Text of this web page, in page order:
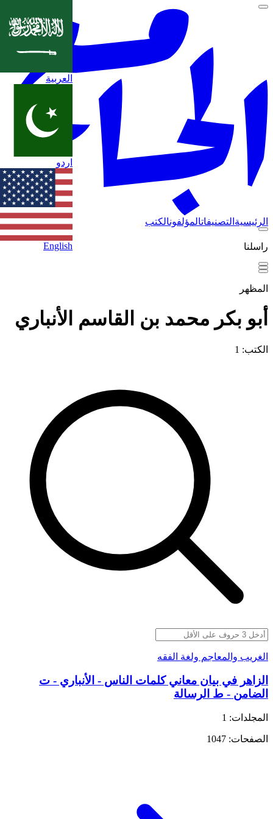
الرئيسية التصنيفاتالمؤلفونالكتب
راسلنا
العربية
اردو
English
المظهر
أبو بكر محمد بن القاسم الأنباري
الكتب: 1
الغريب والمعاجم ولغة الفقه
الزاهر في بيان معاني كلمات الناس - الأنباري - ت
الضامن - ط الرسالة
المجلدات: 1
الصفحات: 1047